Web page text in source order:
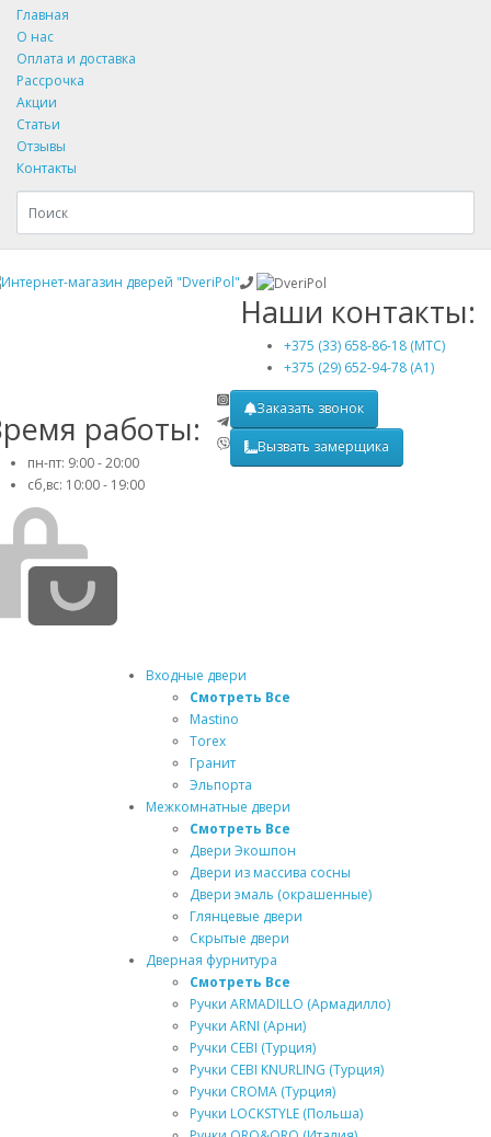
Главная
О нас
Оплата и доставка
Рассрочка
Акции
Статьи
Отзывы
Контакты
Наши контакты:
+375 (33) 658-86-18 (МТС)
+375 (29) 652-94-78 (A1)
работы:
пн-пт: 9:00 - 20:00
сб,вс: 10:00 - 19:00
Заказать звонок
Вызвать замерщика
Входные двери
Смотреть Все
Mastino
Torex
Гранит
Эльпорта
Межкомнатные двери
Смотреть Все
Двери Экошпон
Двери из массива сосны
Двери эмаль (окрашенные)
Глянцевые двери
Скрытые двери
Дверная фурнитура
Смотреть Все
Ручки ARMADILLO (Армадилло)
Ручки ARNI (Арни)
Ручки CEBI (Турция)
Ручки CEBI KNURLING (Турция)
Ручки CROMA (Турция)
Ручки LOCKSTYLE (Польша)